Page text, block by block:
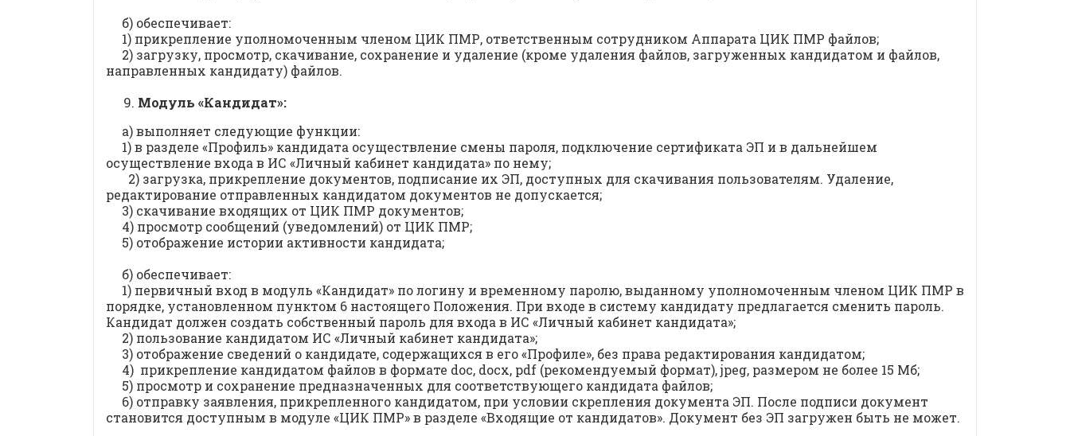
б) обеспечивает:
1) прикрепление уполномоченным членом ЦИК ПМР, ответственным сотрудником Аппарата ЦИК ПМР файлов;
2) загрузку, просмотр, скачивание, сохранение и удаление (кроме удаления файлов, загруженных кандидатом и файлов,
направленных кандидату) файлов.
Модуль «Кандидат»:
а) выполняет следующие функции:
1) в разделе «Профиль» кандидата осуществление смены пароля, подключение сертификата ЭП и в дальнейшем
осуществление входа в ИС «Личный кабинет кандидата» по нему;
2) загрузка, прикрепление документов, подписание их ЭП, доступных для скачивания пользователям. Удаление,
редактирование отправленных кандидатом документов не допускается;
3) скачивание входящих от ЦИК ПМР документов;
4) просмотр сообщений (уведомлений) от ЦИК ПМР;
5) отображение истории активности кандидата;
б) обеспечивает:
1) первичный вход в модуль «Кандидат» по логину и временному паролю, выданному уполномоченным членом ЦИК ПМР в
порядке, установленном пунктом 6 настоящего Положения. При входе в систему кандидату предлагается сменить пароль.
Кандидат должен создать собственный пароль для входа в ИС «Личный кабинет кандидата»;
2) пользование кандидатом ИС «Личный кабинет кандидата»;
3) отображение сведений о кандидате, содержащихся в его «Профиле», без права редактирования кандидатом;
4) прикрепление кандидатом файлов в формате doc, docx, pdf (рекомендуемый формат), jpeg, размером не более 15 Мб;
5) просмотр и сохранение предназначенных для соответствующего кандидата файлов;
6) отправку заявления, прикрепленного кандидатом, при условии скрепления документа ЭП. После подписи документ
становится доступным в модуле «ЦИК ПМР» в разделе «Входящие от кандидатов». Документ без ЭП загружен быть не может.